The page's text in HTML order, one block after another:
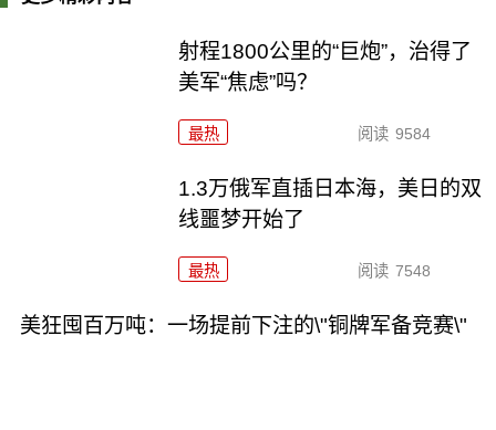
射程1800公里的“巨炮”，治得了
美军“焦虑”吗？
最热 阅读 9584
1.3万俄军直插日本海，美日的双
线噩梦开始了
最热 阅读 7548
美狂囤百万吨：一场提前下注的\"铜牌军备竞赛\"